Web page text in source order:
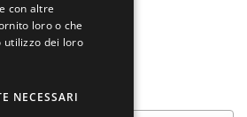
tostiere
con altre
loro o che
utilizzo dei loro
NECESSARI